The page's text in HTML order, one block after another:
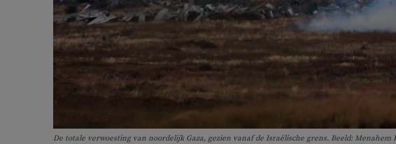
De totale verwoesting van noordelijk Gaza, gezien vanaf de Israëlische grens. Beeld: Menahem